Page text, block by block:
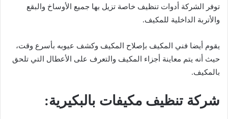
توفر الشركة أدوات تنظيف خاصة تزيل بها جميع الأوساخ والبقع
والأتربة الداخلية للمكيف.
يقوم أيضا فني المكيف بإصلاح المكيف وكشف عيوبه بأسرع وقت،
حيث أنه يتم معاينة أجزاء المكيف والتعرف على الأعطال التي تلحق
بالمكيف.
شركة تنظيف مكيفات بالبكيرية: